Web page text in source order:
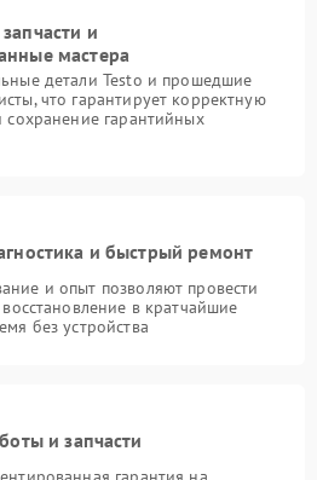
и
мастера
детали Testo и прошедшие
что гарантирует корректную
сохранение гарантийных
и быстрый ремонт
и опыт позволяют провести
в кратчайшие
без устройства
и запчасти